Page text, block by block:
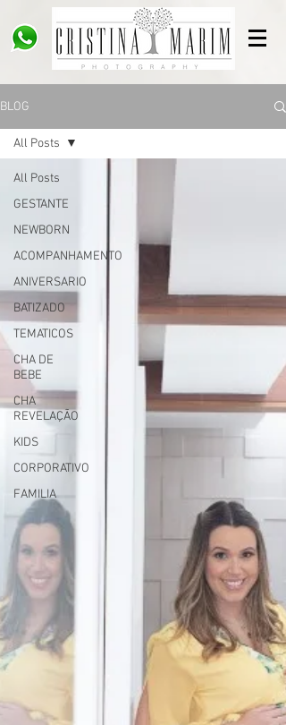
BLOG
All Posts
GESTANTE
NEWBORN
ACOMPANHAMENTO
ANIVERSARIO
BATIZADO
TEMATICOS
CHA DE
BEBE
CHA
REVELAÇÃO
KIDS
CORPORATIVO
FAMILIA
All Posts